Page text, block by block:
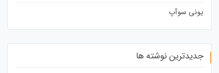
یونی سوآپ
جدیدترین نوشته ها